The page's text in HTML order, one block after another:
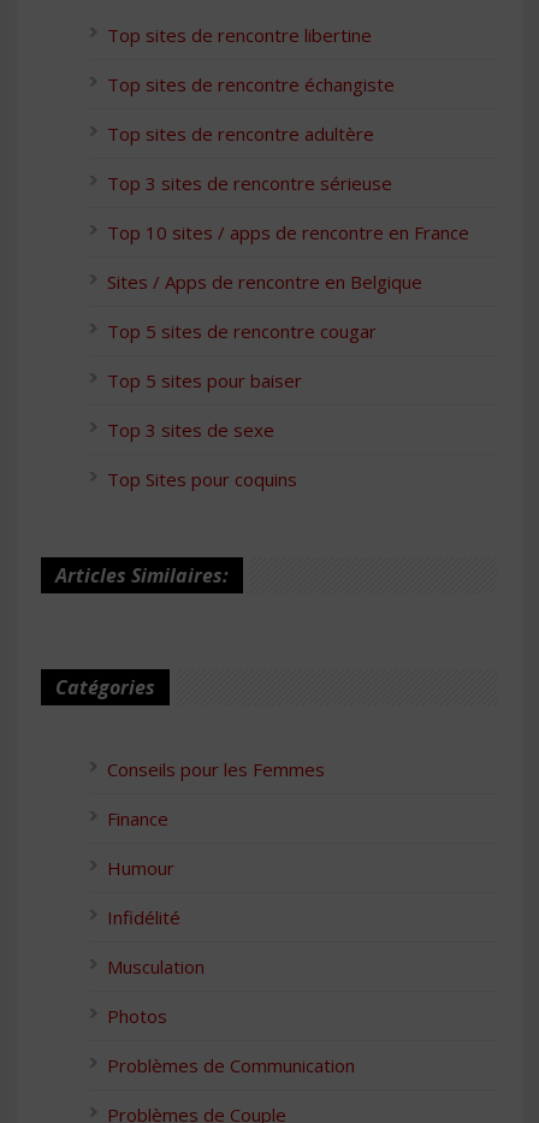
Top sites de rencontre libertine
Top sites de rencontre échangiste
Top sites de rencontre adultère
Top 3 sites de rencontre sérieuse
Top 10 sites / apps de rencontre en France
Sites / Apps de rencontre en Belgique
Top 5 sites de rencontre cougar
Top 5 sites pour baiser
Top 3 sites de sexe
Top Sites pour coquins
Articles Similaires:
Catégories
Conseils pour les Femmes
Finance
Humour
Infidélité
Musculation
Photos
Problèmes de Communication
Problèmes de Couple